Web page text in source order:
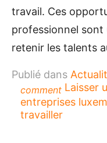
travail. Ces
professionnel
retenir les talents
Publié dans
comment Laisser
entreprises
travailler